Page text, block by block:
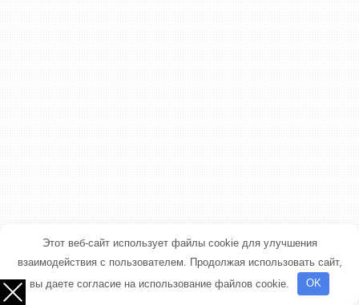
Этот веб-сайт использует файлы cookie для улучшения
взаимодействия с пользователем. Продолжая использовать сайт,
вы даете согласие на использование файлов cookie.
OK